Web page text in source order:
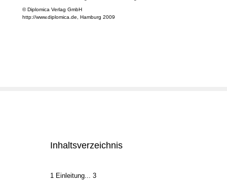
© Diplomica Verlag GmbH
http://www.diplomica.de, Hamburg 2009
Inhaltsverzeichnis
1 Einleitung... 3